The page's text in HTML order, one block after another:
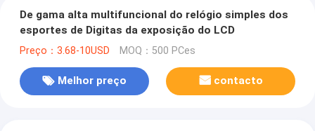
De gama alta multifuncional do relógio simples dos
esportes de Digitas da exposição do LCD
Preço：3.68-10USD MOQ：500 PCes
Melhor preço contacto